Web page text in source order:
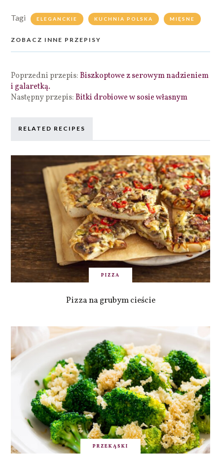
Tagi ELEGANCKIE KUCHNIA POLSKA MIĘSNE
ZOBACZ INNE PRZEPISY
Poprzedni przepis:Biszkoptowe z serowym nadzieniem
i galaretką.
Następny przepis:Bitki drobiowe w sosie własnym
RELATED RECIPES
PIZZA
Pizza na grubym cieście
PRZEKĄSKI